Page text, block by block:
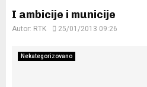
I ambicije i municije
Autor: RTK 25/01/2013 09:26
Nekategorizovano